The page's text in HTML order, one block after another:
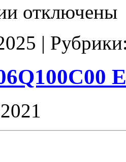
записи
CHK(ok)
отключены
|